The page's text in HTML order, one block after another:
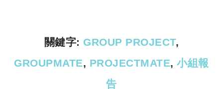
k
關鍵字: GROUP PROJECT,
GROUPMATE, PROJECTMATE, 小組報
告